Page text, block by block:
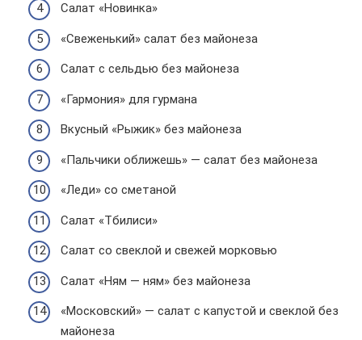
Салат «Новинка»
«Свеженький» салат без майонеза
Салат с сельдью без майонеза
«Гармония» для гурмана
Вкусный «Рыжик» без майонеза
«Пальчики оближешь» — салат без майонеза
«Леди» со сметаной
Салат «Тбилиси»
Салат со свеклой и свежей морковью
Салат «Ням — ням» без майонеза
«Московский» — салат с капустой и свеклой без
майонеза